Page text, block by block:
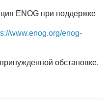
ENOG при поддержке
www.enog.org/enog-
обстановке.